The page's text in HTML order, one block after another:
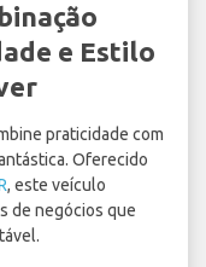
e Estilo
praticidade com
Oferecido
, este veículo
de negócios que